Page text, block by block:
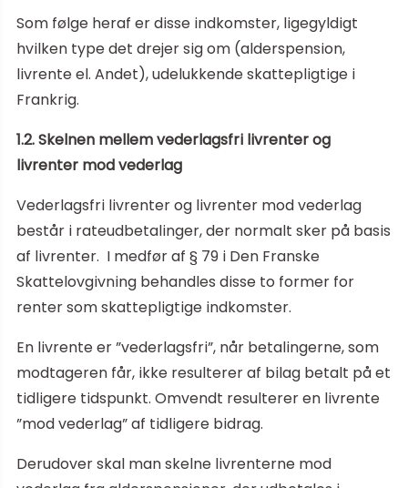
Som følge heraf er disse indkomster, ligegyldigt
hvilken type det drejer sig om (alderspension,
livrente el. Andet), udelukkende skattepligtige i
Frankrig.
1.2. Skelnen mellem vederlagsfri livrenter og
livrenter mod vederlag
Vederlagsfri livrenter og livrenter mod vederlag
består i rateudbetalinger, der normalt sker på basis
af livrenter. I medfør af § 79 i Den Franske
Skattelovgivning behandles disse to former for
renter som skattepligtige indkomster.
En livrente er ”vederlagsfri”, når betalingerne, som
modtageren får, ikke resulterer af bilag betalt på et
tidligere tidspunkt. Omvendt resulterer en livrente
”mod vederlag” af tidligere bidrag.
Derudover skal man skelne livrenterne mod